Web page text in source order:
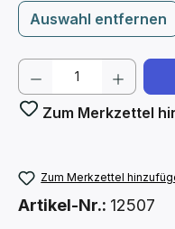
Auswahl entfernen
Produkt
Zum Merkzettel
Zum Merkzettel
Artikel-Nr.: 12507